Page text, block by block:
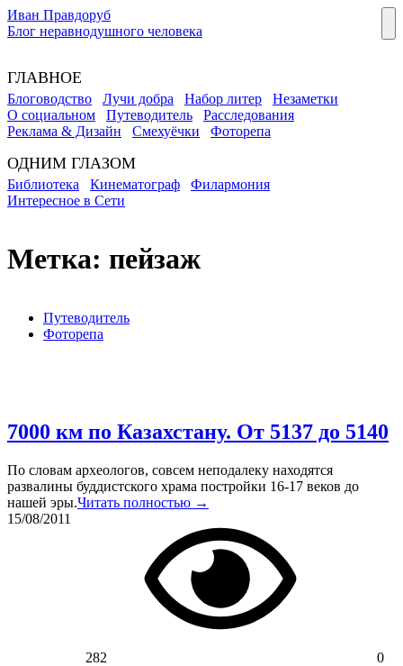
Иван Правдоруб
Блог неравнодушного человека
ГЛАВНОЕ
Блоговодство Лучи добра Набор литер
Незаметки
О социальном
Путеводитель
Расследования
Реклама & Дизайн
Смехуёчки Фоторепа
ОДНИМ ГЛАЗОМ
Библиотека Кинематограф
Филармония
Интересное в Сети
Метка: пейзаж
Путеводитель
Фоторепа
7000 км по Казахстану. От 5137 до 5140
По словам археологов, совсем неподалеку находятся
развалины буддистского храма постройки 16-17 веков до
нашей эры.Читать полностью →
15/08/2011
282 0